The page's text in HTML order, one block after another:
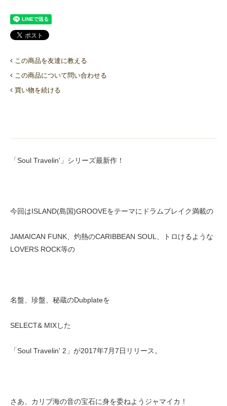
この商品を友達に教える
この商品について問い合わせる
買い物を続ける
「Soul Travelin'」シリーズ最新作！
今回はISLAND(島国)GROOVEをテーマにドラムブレイク満載の
JAMAICAN FUNK、灼熱のCARIBBEAN SOUL、トロけるような
LOVERS ROCK等の
名盤、珍盤、秘蔵のDubplateを
SELECT& MIXした
「Soul Travelin' 2」が2017年7月7日リリース。
さあ、カリブ海の音の宝石に身を委ねようジャマイカ！